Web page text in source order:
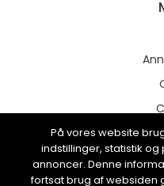
På vores website
indstillinger, statistik
annoncer. Denne
fortsat brug af websiden